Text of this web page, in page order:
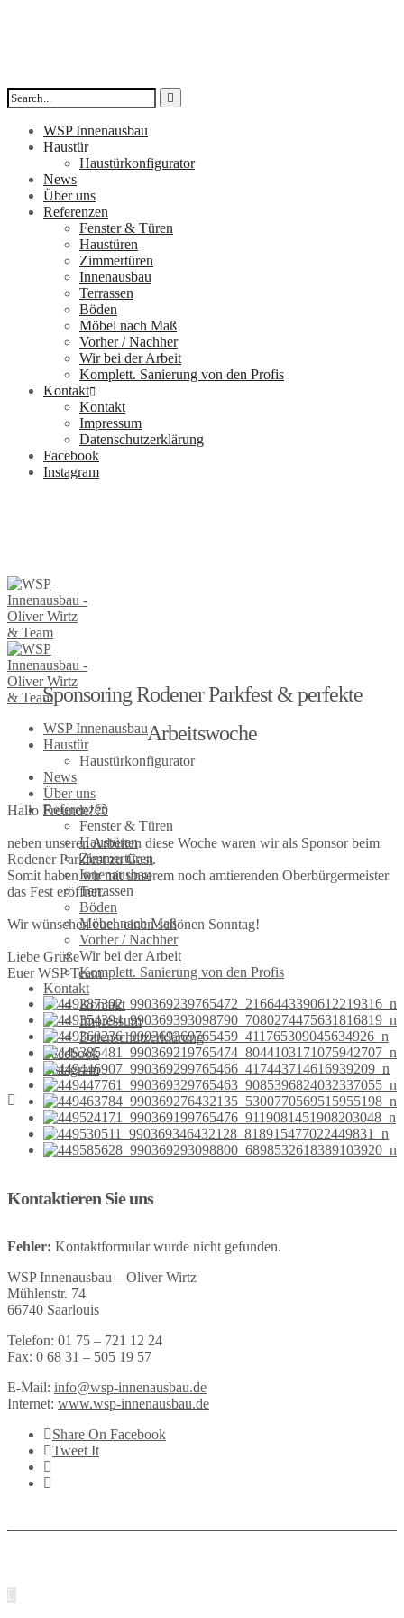
WSP Innenausbau
Haustür
Haustürkonfigurator
News
Über uns
Referenzen
Fenster & Türen
Haustüren
Zimmertüren
Innenausbau
Terrassen
Böden
Möbel nach Maß
Vorher / Nachher
Wir bei der Arbeit
Komplett. Sanierung von den Profis
Kontakt
Kontakt
Impressum
Datenschutzerklärung
Facebook
Instagram
WSP Innenausbau
Haustür
Haustürkonfigurator
News
Über uns
Referenzen
Fenster & Türen
Haustüren
Zimmertüren
Innenausbau
Terrassen
Böden
Möbel nach Maß
Vorher / Nachher
Wir bei der Arbeit
Komplett. Sanierung von den Profis
Kontakt
Kontakt
Impressum
Datenschutzerklärung
Facebook
Instagram
Sponsoring Rodener Parkfest & perfekte
Arbeitswoche
Hallo Freunde!😊
neben unseren Arbeiten diese Woche waren wir als Sponsor beim
Rodener Parkfest zu Gast.
Somit haben wir mit unserem noch amtierenden Oberbürgermeister
das Fest eröffnet.
Wir wünschen euch einen schönen Sonntag!
Liebe Grüße
Euer WSP Team
Kontaktieren Sie uns
Fehler: Kontaktformular wurde nicht gefunden.
WSP Innenausbau – Oliver Wirtz
Mühlenstr. 74
66740 Saarlouis
Telefon: 01 75 – 721 12 24
Fax: 0 68 31 – 505 19 57
E-Mail: info@wsp-innenausbau.de
Internet: www.wsp-innenausbau.de
Share On Facebook
Tweet It